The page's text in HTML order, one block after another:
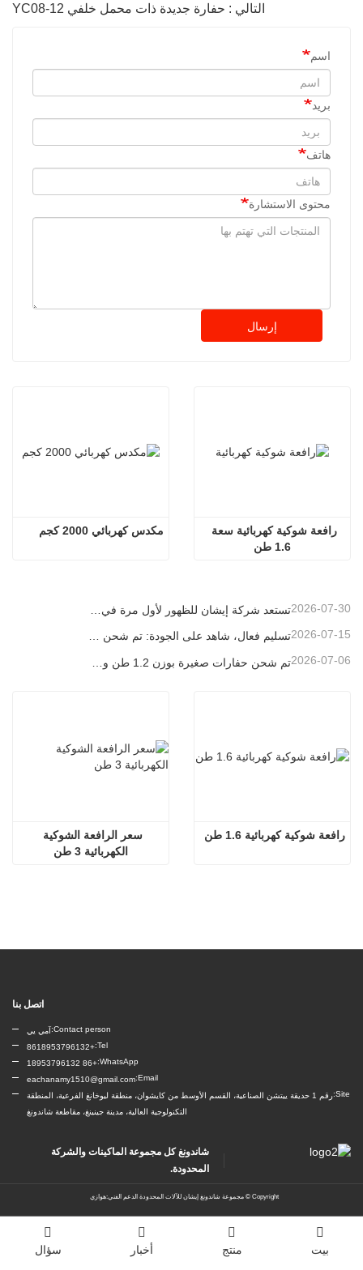
التالي : حفارة جديدة ذات محمل خلفي YC08-12
اسم
بريد
هاتف
محتوى الاستشارة
إرسال
مكدس كهربائي 2000 كجم
1.6 طن
2026-07-30
تسليم فعال، شاهد على الجودة: تم شحن 14 حفارة صغيرة بوزن 1.8 طن بنجاح! 2026-07-15
2026-07-06
الكهربائية 3 طن
رافعة شوكية كهربائية 1.6 طن
اتصل بنا
Contact person: آمي يي
Tel:
+8618953796132
WhatsApp:
+86 18953796132
Email:
eachanamy1510@gmail.com
Site:
رقم 1 حديقة ييتشن الصناعية، القسم الأوسط من كايشوان، منطقة ليوخانغ الفرعية، المنطقة
التكنولوجية العالية، مدينة جينينغ، مقاطعة شاندونغ
شاندونغ كل مجموعة الماكينات والشركة
المحدودة.
Copyright © مجموعة شاندونغ إيشان للآلات المحدودة الدعم الفني:هوازي
بيت منتج أخبار سؤال